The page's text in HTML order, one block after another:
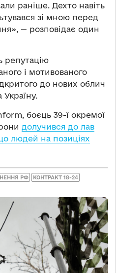
раніше. Дехто навіть
зі мною перед
— розповідає один
репутацію
і мотивованого
до нових облич
Україну.
боєць 39-ї окремої
долучився до лав
людей на позиціях
РФ КОНТРАКТ 18-24